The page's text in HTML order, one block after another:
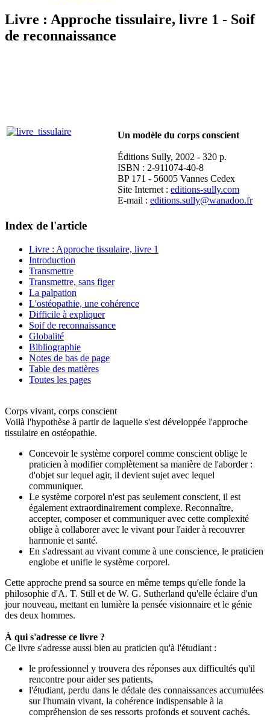
Livre : Approche tissulaire, livre 1 - Soif
de reconnaissance
Un modèle du corps conscient
Éditions Sully, 2002 - 320 p.
ISBN : 2-911074-40-8
BP 171 - 56005 Vannes Cedex
Site Internet : editions-sully.com
E-mail : editions.sully@wanadoo.fr
Index de l'article
Livre : Approche tissulaire, livre 1
Introduction
Transmettre
Transmettre, sans figer
La palpation
L'ostéopathie, une cohérence
Difficile à expliquer
Soif de reconnaissance
Globalité
Bibliographie
Notes de bas de page
Table des matières
Toutes les pages
Corps vivant, corps conscient
Voilà l'hypothèse à partir de laquelle s'est développée l'approche
tissulaire en ostéopathie.
Concevoir le système corporel comme conscient oblige le
praticien à modifier complètement sa manière de l'aborder :
d'objet sur lequel agir, il devient sujet avec lequel
communiquer.
Le système corporel n'est pas seulement conscient, il est
également extraordinairement complexe. Reconnaître,
accepter, composer et communiquer avec cette complexité
oblige à collaborer avec le vivant pour l'aider à recouvrer
harmonie et santé.
En s'adressant au vivant comme à une conscience, le praticien
englobe et unifie le système corporel.
Cette approche prend sa source en même temps qu'elle fonde la
philosophie d'A. T. Still et de W. G. Sutherland qu'elle éclaire d'un
jour nouveau, mettant en lumière la pensée visionnaire et le génie
des deux hommes.
À qui s'adresse ce livre ?
Ce livre s'adresse aussi bien au praticien qu'à l'étudiant :
le professionnel y trouvera des réponses aux difficultés qu'il
rencontre pour aider ses patients,
l'étudiant, perdu dans le dédale des connaissances accumulées
sur l'humain vivant, la cohérence indispensable à la
compréhension de ses ressorts profonds et souvent cachés.